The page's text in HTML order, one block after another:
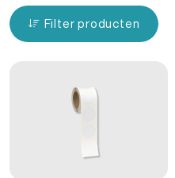
Filter producten